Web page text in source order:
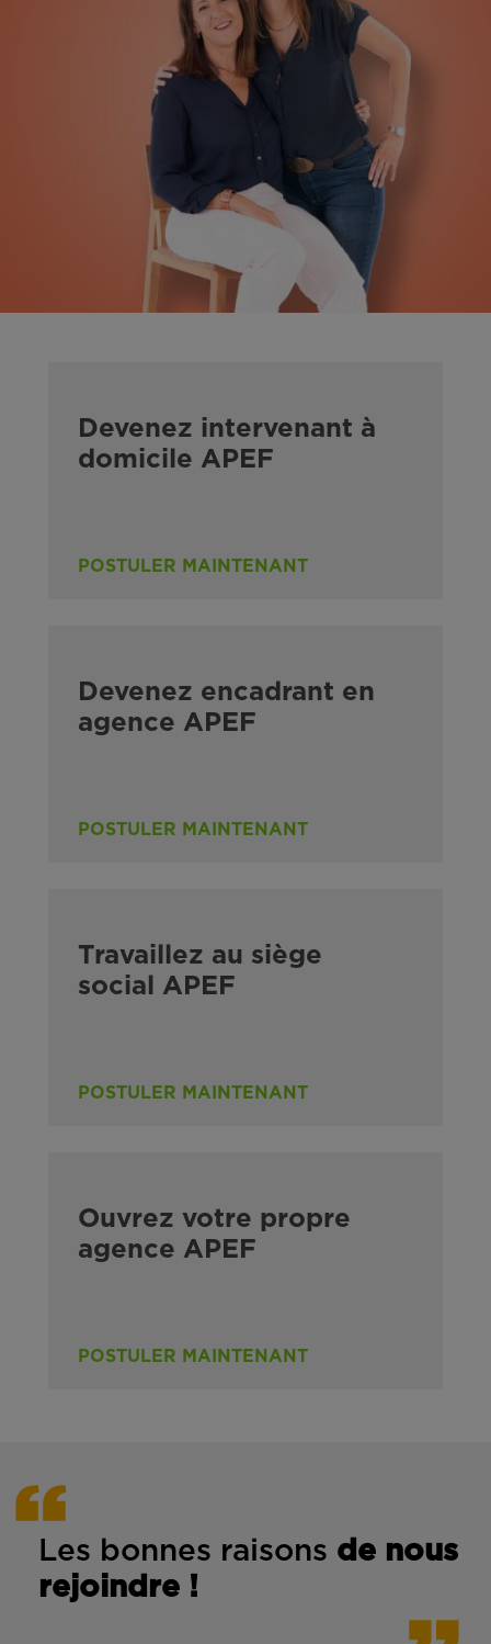
Devenez intervenant à
domicile APEF
POSTULER MAINTENANT
Devenez encadrant en
agence APEF
POSTULER MAINTENANT
Travaillez au siège
social APEF
POSTULER MAINTENANT
Ouvrez votre propre
agence APEF
POSTULER MAINTENANT
Les bonnes raisons de nous
rejoindre !